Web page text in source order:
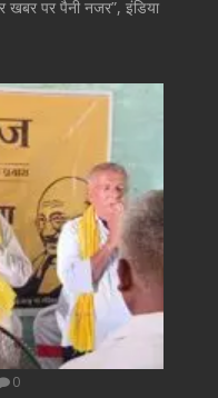
खबर पर पैनी नजर”, इंडिया
0